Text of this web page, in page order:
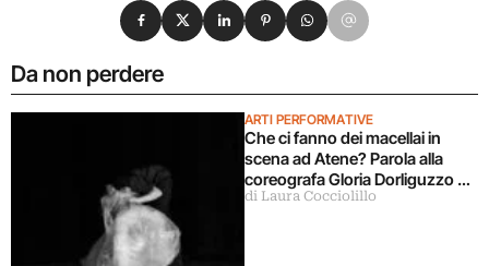
Da non perdere
ARTI PERFORMATIVE
Che ci fanno dei macellai in
scena ad Atene? Parola alla
coreografa Gloria Dorliguzzo e
la storica Lucia Amara
di Laura Cocciolillo
Condividi su Facebook
Condividi su X
Condividi su LinkedIn
Condividi su Pinterest
Condividi su WhatsApp
Condividi su Email